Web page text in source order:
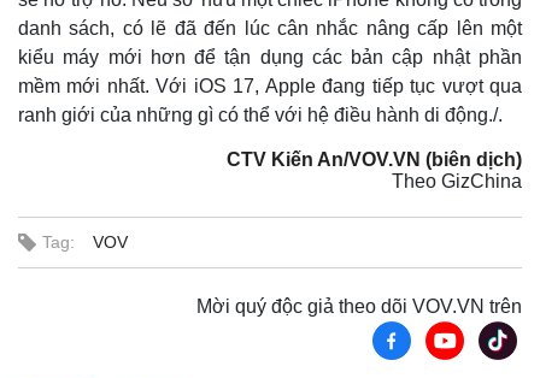
danh sách, có lẽ đã đến lúc cân nhắc nâng cấp lên một
kiểu máy mới hơn để tận dụng các bản cập nhật phần
mềm mới nhất. Với iOS 17, Apple đang tiếp tục vượt qua
ranh giới của những gì có thể với hệ điều hành di động./.
CTV Kiến An/VOV.VN (biên dịch)
Theo GizChina
Tag: VOV
Mời quý độc giả theo dõi VOV.VN trên